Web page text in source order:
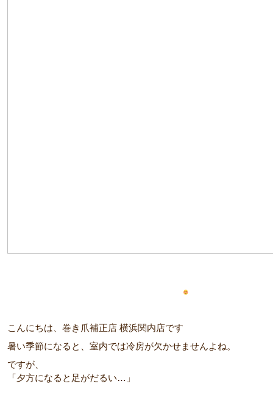
こんにちは、巻き爪補正店 横浜関内店です
暑い季節になると、室内では冷房が欠かせませんよね。
ですが、
「夕方になると足がだるい…」